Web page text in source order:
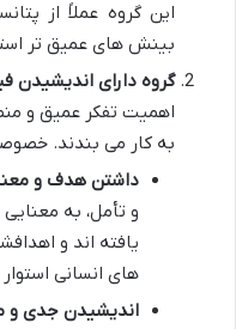
این گروه عملاً از
بینش های عمیق تر
گروه دارای اندیشیدن
اهمیت تفکر عمیق و
به کار می بندند.
داشتن هدف و
و تأمل، به
یافته اند و
های انسانی
اندیشیدن جدی و